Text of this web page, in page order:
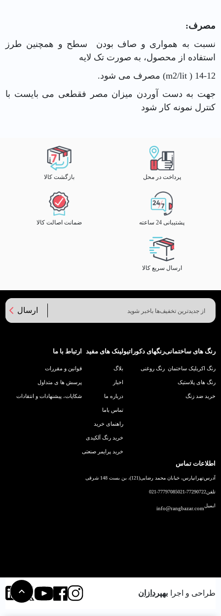
مصرف:
نسبت به همواری و صاف بودن سطح و همچنین طرز
استفاده از محصول، به صورت تک لایه
14-12 ( m2/lit) مصرف می شود.
جهت به دست آوردن میزان مصر فقطعی می بایست با
کنترل نمونه کار شود
پرداخت در محل بازگشت کالا
پشتیبانی 24 ساعته ضمانت اصالت کالا
ارسال سریع کالا
ارسال
رنگ های ساختمانی
رنگ اکریلیک ساختمان
رنگ های پلاستیک
خرید ضد زنگ
رنگهای دکوراتیو
رنگ روغنی
لینک های مفید
بلاگ
اخبار
درباره ما
تماس باما
راهنمای خرید
خرید رنگ آلکیدی
خرید پرایمر صنعتی
ارتباط با ما
قوانین و مقررات
پرسش ها ی متداول
شکایات، پیشنهادات و انتقادات
اطلاعات تماس
آدرستهرانپارس، خیابان محمد رضایی(121)، بن بست 148 شرقی
تلفن021-77290722
021-77797085
ایمیلinfo@rangbazar.com
طراحی و اجرا بهپردازان